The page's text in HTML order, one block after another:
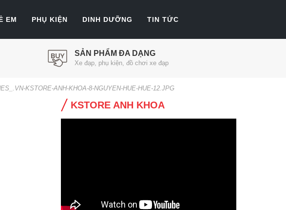
EM PHỤ KIỆN DINH DƯỠNG TIN TỨC
SẢN PHẨM ĐA DẠNG
Xe đạp, phụ kiện, đồ chơi xe đạp
KSTORE-ANH-KHOA-8-NGUYEN-HUE-HUE-12.JPG
KSTORE ANH KHOA